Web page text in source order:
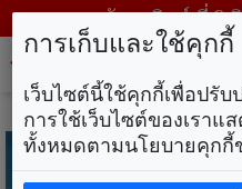
วันอาทิตย์ ที่ 9
การเก็บและใช้คุกกี้
เว็บไซต์นี้ใช้คุกกี้เพื่อปรั
การใช้เว็บไซต์ของเรา
ทั้งหมดตามนโยบายคุกกี้